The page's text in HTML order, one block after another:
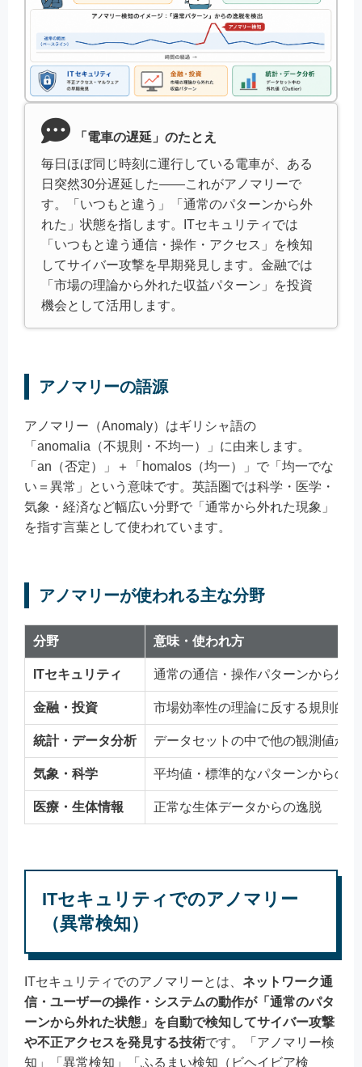
「電車の遅延」のたとえ
毎日ほぼ同じ時刻に運行している電車が、ある
日突然30分遅延した——これがアノマリーで
す。「いつもと違う」「通常のパターンから外
れた」状態を指します。ITセキュリティでは
「いつもと違う通信・操作・アクセス」を検知
してサイバー攻撃を早期発見します。金融では
「市場の理論から外れた収益パターン」を投資
機会として活用します。
アノマリーの語源
アノマリー（Anomaly）はギリシャ語の
「anomalia（不規則・不均一）」に由来します。
「an（否定）」＋「homalos（均一）」で「均一でな
い＝異常」という意味です。英語圏では科学・医学・
気象・経済など幅広い分野で「通常から外れた現象」
を指す言葉として使われています。
アノマリーが使われる主な分野
分野 意味・使われ方
ITセキュリティ 通常の通信・操作パターンから外
金融・投資 市場効率性の理論に反する規則的
統計・データ分析 データセットの中で他の観測値か
気象・科学 平均値・標準的なパターンからの
医療・生体情報 正常な生体データからの逸脱
ITセキュリティでのアノマリー
（異常検知）
ITセキュリティでのアノマリーとは、 ネットワーク通
信・ユーザーの操作・システムの動作が「通常のパタ
ーンから外れた状態」を自動で検知してサイバー攻撃
や不正アクセスを発見する技術です。「アノマリー検
知」「異常検知」「ふるまい検知（ビヘイビア検